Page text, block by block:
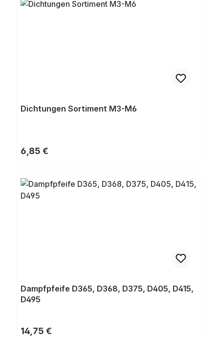
Dichtungen Sortiment M3-M6
Regulärer Preis:
6,85 €
Dampfpfeife D365, D368, D375, D405, D415,
D495
Regulärer Preis:
14,75 €